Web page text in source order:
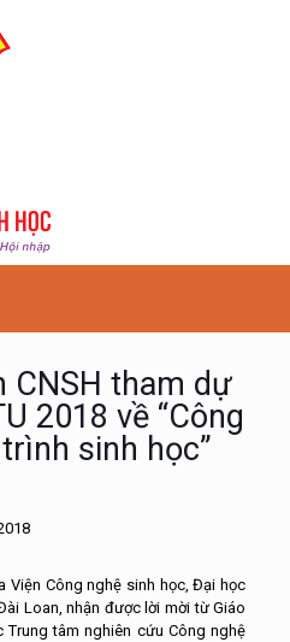
CNSH tham dự
2018 về “Công
sinh học”
Viện Công nghệ sinh học, Đại học
Loan, nhận được lời mời từ Giáo
Trung tâm nghiên cứu Công nghệ